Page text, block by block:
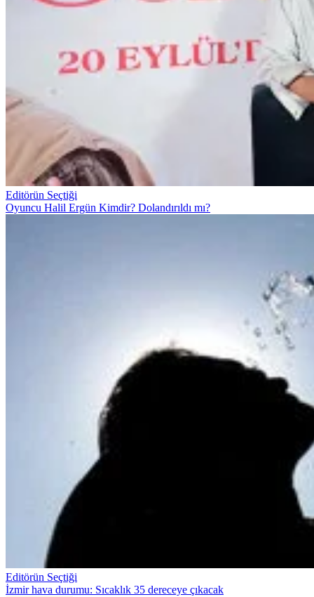
Editörün Seçtiği
Oyuncu Halil Ergün Kimdir? Dolandırıldı mı?
Editörün Seçtiği
İzmir hava durumu: Sıcaklık 35 dereceye çıkacak